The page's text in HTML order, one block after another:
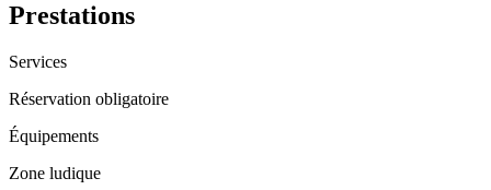
Prestations
Services
Réservation obligatoire
Équipements
Zone ludique